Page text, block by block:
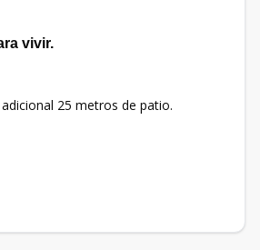
vivir.
25 metros de patio.